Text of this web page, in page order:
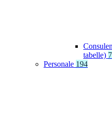
tabelle) 7
Personale 194